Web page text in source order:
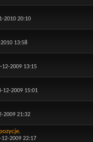
2010 20:10
13:58
12-2009 13:15
12-2009 15:01
2009 21:32
12-2009 22:17